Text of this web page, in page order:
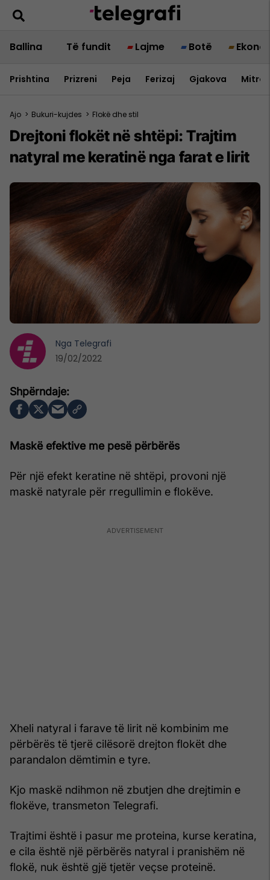
Ballina Të fundit Lajme Botë
Prishtina Prizreni Peja Ferizaj Gjakova
Ajo > Bukuri-kujdes > Flokë dhe stil
Drejtoni flokët në shtëpi: Trajtim
natyral me keratinë nga farat e lirit
Maskë efektive me pesë përbërës
Për një efekt keratine në shtëpi, provoni një
maskë natyrale për rregullimin e flokëve.
Xheli natyral i farave të lirit në kombinim me
përbërës të tjerë cilësorë drejton flokët dhe
parandalon dëmtimin e tyre.
Kjo maskë ndihmon në zbutjen dhe drejtimin e
flokëve, transmeton Telegrafi.
Trajtimi është i pasur me proteina, kurse keratina,
e cila është një përbërës natyral i pranishëm në
flokë, nuk është gjë tjetër veçse proteinë.
Nga Telegrafi
19/02/2022